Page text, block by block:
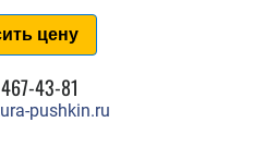
цену
43-81
pushkin.ru